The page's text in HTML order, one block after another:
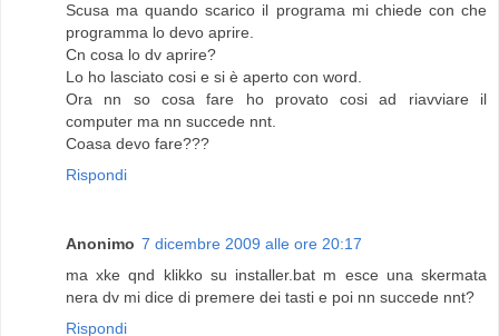
Scusa ma quando scarico il programa mi chiede con che
programma lo devo aprire.
Cn cosa lo dv aprire?
Lo ho lasciato cosi e si è aperto con word.
Ora nn so cosa fare ho provato cosi ad riavviare il
computer ma nn succede nnt.
Coasa devo fare???
Rispondi
Anonimo 7 dicembre 2009 alle ore 20:17
ma xke qnd klikko su installer.bat m esce una skermata
nera dv mi dice di premere dei tasti e poi nn succede nnt?
Rispondi